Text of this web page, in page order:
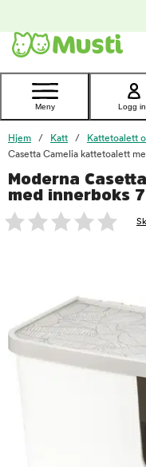
Kontakt
kundeservice
Meny Logg
Hjem Katt Kattetoalett
Casetta Camelia kattetoalett
Moderna
med innerboks
foo